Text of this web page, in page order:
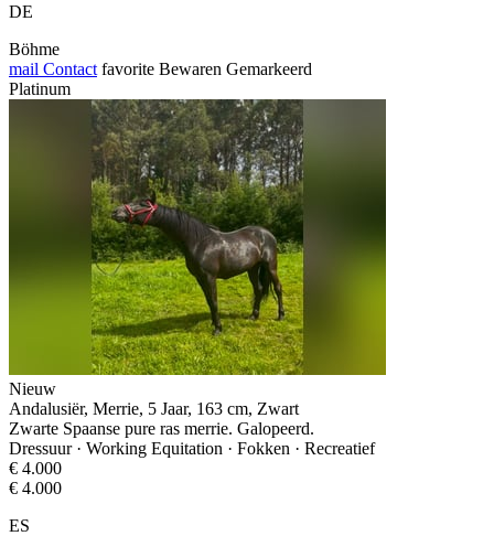
DE
Böhme
mail Contact favorite Bewaren Gemarkeerd
Platinum
Nieuw
Andalusiër, Merrie, 5 Jaar, 163 cm, Zwart
Zwarte Spaanse pure ras merrie. Galopeerd.
Dressuur · Working Equitation · Fokken · Recreatief
€ 4.000
€ 4.000
ES